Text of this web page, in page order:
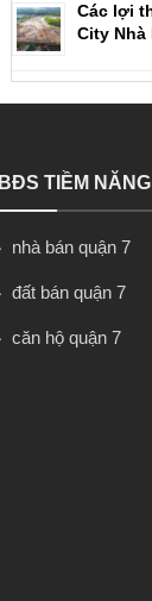
Các lợi
City Nhà
BĐS TIỀM NĂNG
nhà bán quận 7
đất bán quận 7
căn hộ quận 7